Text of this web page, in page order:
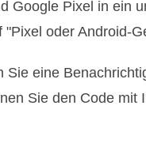
Google Pixel in ein
oder Android-
Sie eine
Sie den Code